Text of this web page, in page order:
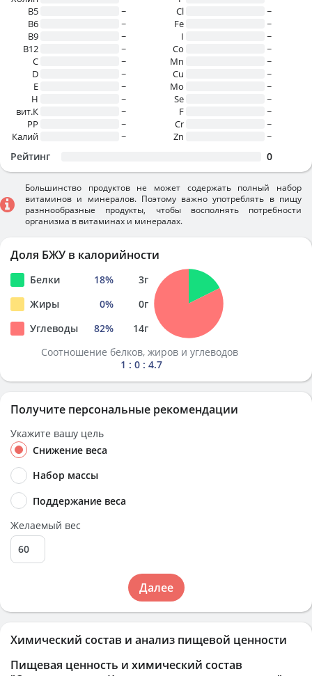
Химический состав и анализ пищевой ценности
Пищевая ценность и химический состав
B5
~
B6
~
B9
~
B12
~
C
~
D
~
E
~
H
~
вит.К
~
PP
~
Калий
~
Cl
~
Fe
~
I
~
Co
~
Mn
~
Cu
~
Mo
~
Se
~
F
~
Cr
~
Zn
~
Рейтинг 0
Большинство продуктов не может содержать полный набор
витаминов и минералов. Поэтому важно употреблять в пищу
разннообразные продукты, чтобы восполнять потребности
организма в витаминах и минералах.
Доля БЖУ в калорийности
Белки 18% 3г
Жиры
0% 0г
Углеводы
82% 14г
Соотношение белков, жиров и углеводов
1 : 0 : 4.7
Получите персональные рекомендации
Укажите вашу цель
Снижение веса
Набор массы
Поддержание веса
Желаемый вес
Далее